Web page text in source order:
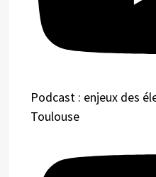
Podcast : enjeux des
Toulouse